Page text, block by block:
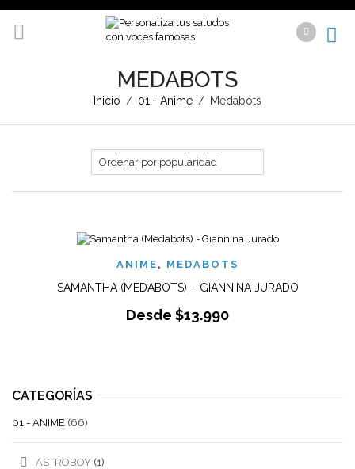
MEDABOTS
Inicio / 01.- Anime / Medabots
ANIME , MEDABOTS
SAMANTHA (MEDABOTS) – GIANNINA JURADO
Desde $13.990
CATEGORÍAS
01.- ANIME (66)
ASTROBOY (1)